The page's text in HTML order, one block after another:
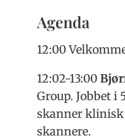
Agenda
12:00
12:02-13:00
Group. Jobbet i
skanner klinisk
skannere.